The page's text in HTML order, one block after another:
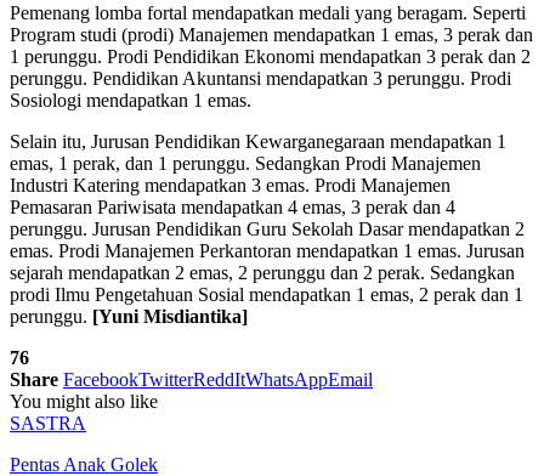
Pemenang lomba fortal mendapatkan medali yang beragam. Seperti
Program studi (prodi) Manajemen mendapatkan 1 emas, 3 perak dan
1 perunggu. Prodi Pendidikan Ekonomi mendapatkan 3 perak dan 2
perunggu. Pendidikan Akuntansi mendapatkan 3 perunggu. Prodi
Sosiologi mendapatkan 1 emas.
Selain itu, Jurusan Pendidikan Kewarganegaraan mendapatkan 1
emas, 1 perak, dan 1 perunggu. Sedangkan Prodi Manajemen
Industri Katering mendapatkan 3 emas. Prodi Manajemen
Pemasaran Pariwisata mendapatkan 4 emas, 3 perak dan 4
perunggu. Jurusan Pendidikan Guru Sekolah Dasar mendapatkan 2
emas. Prodi Manajemen Perkantoran mendapatkan 1 emas. Jurusan
sejarah mendapatkan 2 emas, 2 perunggu dan 2 perak. Sedangkan
prodi Ilmu Pengetahuan Sosial mendapatkan 1 emas, 2 perak dan 1
perunggu. [Yuni Misdiantika]
76
Share FacebookTwitterReddItWhatsAppEmail
You might also like
SASTRA
Pentas Anak Golek